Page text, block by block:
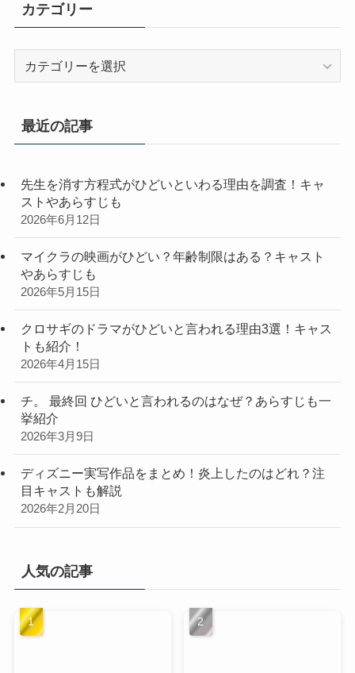
カテゴリー
リ
最近の記事
先生を消す方程式がひどいといわる理由を調査！キャ
ストやあらすじも
2026年6月12日
マイクラの映画がひどい？年齢制限はある？キャスト
やあらすじも
2026年5月15日
クロサギのドラマがひどいと言われる理由3選！キャス
トも紹介！
2026年4月15日
チ。 最終回 ひどいと言われるのはなぜ？あらすじも一
挙紹介
2026年3月9日
ディズニー実写作品をまとめ！炎上したのはどれ？注
目キャストも解説
2026年2月20日
人気の記事